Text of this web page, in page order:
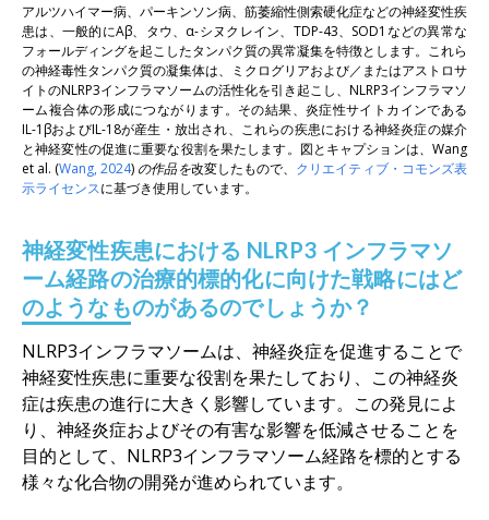
アルツハイマー病、パーキンソン病、筋萎縮性側索硬化症などの神経変性疾
患は、一般的にAβ、タウ、α-シヌクレイン、TDP-43、SOD1などの異常な
フォールディングを起こしたタンパク質の異常凝集を特徴とします。これら
の神経毒性タンパク質の凝集体は、ミクログリアおよび／またはアストロサ
イトのNLRP3インフラマソームの活性化を引き起こし、NLRP3インフラマソ
ーム複合体の形成につながります。その結果、炎症性サイトカインである
IL-1βおよびIL-18が産生・放出され、これらの疾患における神経炎症の媒介
と神経変性の促進に重要な役割を果たします。図とキャプションは、Wang
et al. (Wang, 2024) の作品を改変したもので、 クリエイティブ・コモンズ表
示ライセンスに基づき使用しています。
神経変性疾患における NLRP3 インフラマソ
ーム経路の治療的標的化に向けた戦略にはど
のようなものがあるのでしょうか？
NLRP3インフラマソームは、神経炎症を促進することで
神経変性疾患に重要な役割を果たしており、この神経炎
症は疾患の進行に大きく影響しています。この発見によ
り、神経炎症およびその有害な影響を低減させることを
目的として、NLRP3インフラマソーム経路を標的とする
様々な化合物の開発が進められています。